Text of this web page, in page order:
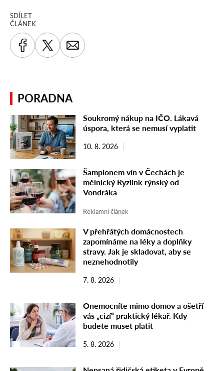
SDÍLET
ČLÁNEK
PORADNA
Soukromý nákup na IČO. Lákavá
úspora, která se nemusí vyplatit
10. 8. 2026
Šampionem vín v Čechách je
mělnický Ryzlink rýnský od
Vondráka
Reklamní článek
V přehřátých domácnostech
zapomínáme na léky a doplňky
stravy. Jak je skladovat, aby se
neznehodnotily
7. 8. 2026
Onemocníte mimo domov a ošetří
vás „cizí“ praktický lékař. Kdy
budete muset platit
5. 8. 2026